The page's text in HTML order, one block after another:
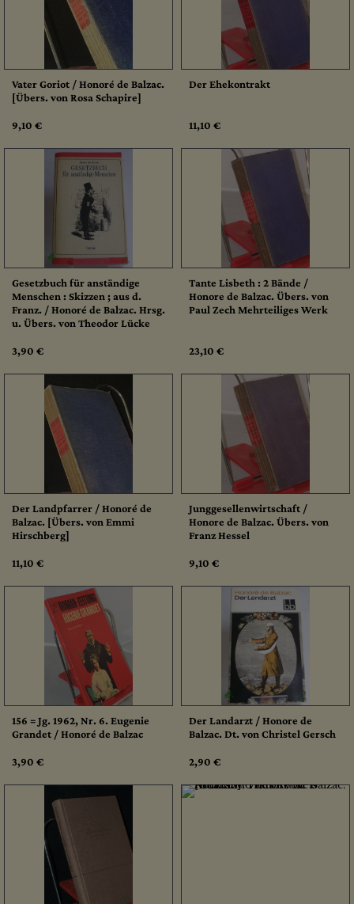
Vater Goriot / Honoré de Balzac.
[Übers. von Rosa Schapire]
9,10 €
Der Ehekontrakt
11,10 €
Gesetzbuch für anständige
Menschen : Skizzen ; aus d.
Franz. / Honoré de Balzac. Hrsg.
u. Übers. von Theodor Lücke
3,90 €
Tante Lisbeth : 2 Bände /
Honore de Balzac. Übers. von
Paul Zech Mehrteiliges Werk
23,10 €
Der Landpfarrer / Honoré de
Balzac. [Übers. von Emmi
Hirschberg]
11,10 €
Junggesellenwirtschaft /
Honore de Balzac. Übers. von
Franz Hessel
9,10 €
156 = Jg. 1962, Nr. 6. Eugenie
Grandet / Honoré de Balzac
3,90 €
Der Landarzt / Honore de
Balzac. Dt. von Christel Gersch
2,90 €